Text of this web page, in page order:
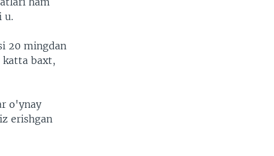
u.
20 mingdan
baxt,
o'ynay
erishgan